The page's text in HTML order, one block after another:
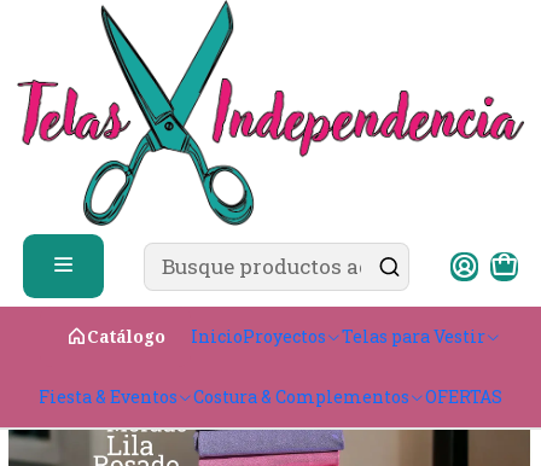
Catálogo InicioProyectos Telas para Vestir
Fiesta & Eventos Costura & Complementos OFERTAS
✨ ¿Cómo comprar?
Telas para Vestir
Brillo
Lycra Dupont Brillo